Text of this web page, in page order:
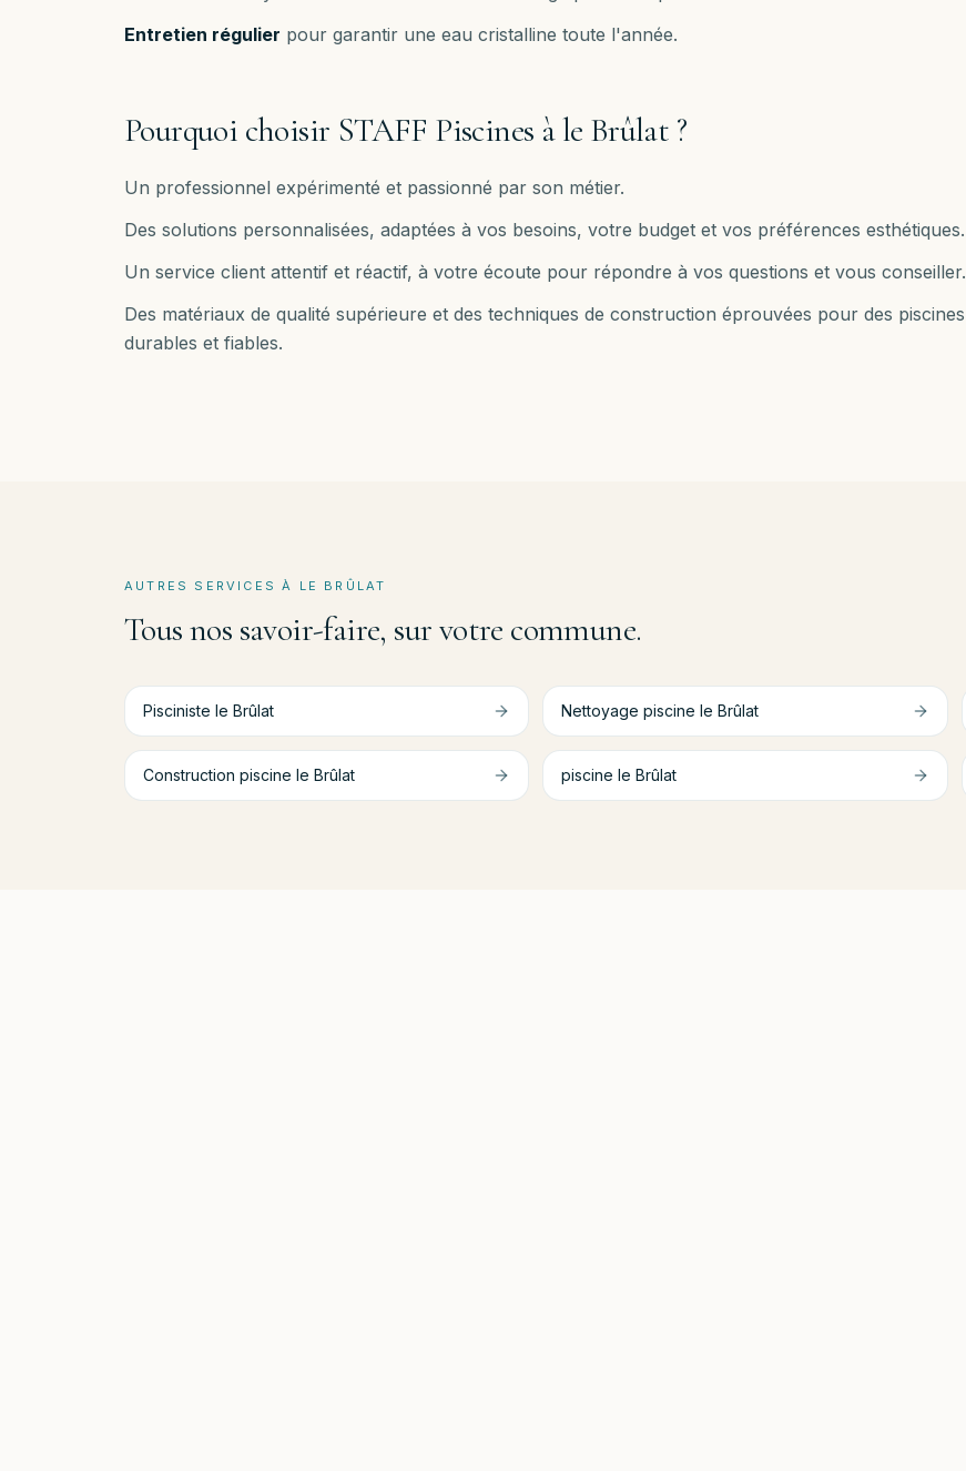
Entretien régulier pour garantir une eau cristalline toute l'année.
Pourquoi choisir STAFF Piscines àle Brûlat ?
Un professionnel expérimenté et passionné par son métier.
Des solutions personnalisées, adaptées à vos besoins, votre budget et vos préférences esthétiques.
Un service client attentif et réactif, à votre écoute pour répondre à vos questions et vous conseiller.
Des matériaux de qualité supérieure et des techniques de construction éprouvées pour des piscines
durables et fiables.
AUTRES SERVICES À LE BRÛLAT
Tous nos savoir-faire, sur votre commune.
Pisciniste le Brûlat Nettoyage piscine le Brûlat
Construction piscine le Brûlat piscine le Brûlat